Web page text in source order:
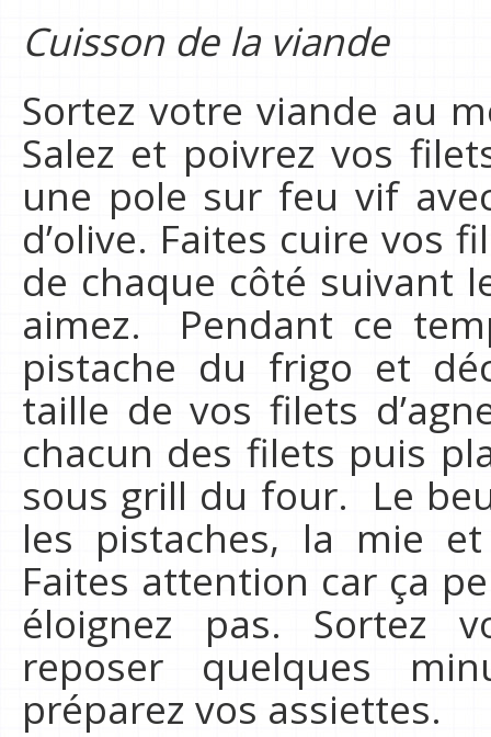
Cuisson de la viande
Sortez votre viande au
Salez et poivrez vos
une pole sur feu vif
d’olive. Faites cuire vos
de chaque côté suivant
aimez. Pendant ce
pistache du frigo et
taille de vos filets
chacun des filets puis
sous grill du four. Le
les pistaches, la mie
Faites attention car ça
éloignez pas. Sortez
reposer quelques
préparez vos assiettes.